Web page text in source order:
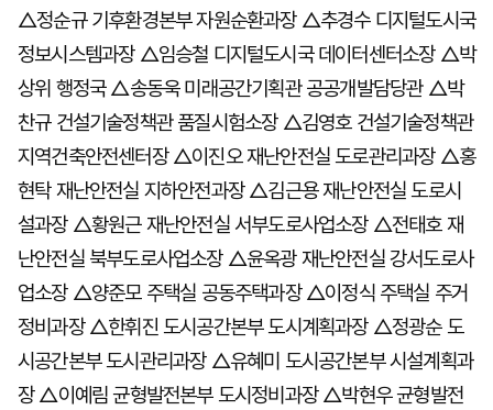
△정순규 기후환경본부 자원순환과장 △추경수 디지털도시국
정보시스템과장 △임승철 디지털도시국 데이터센터소장 △박
상위 행정국 △송동욱 미래공간기획관 공공개발담당관 △박
찬규 건설기술정책관 품질시험소장 △김영호 건설기술정책관
지역건축안전센터장 △이진오 재난안전실 도로관리과장 △홍
현탁 재난안전실 지하안전과장 △김근용 재난안전실 도로시
설과장 △황원근 재난안전실 서부도로사업소장 △전태호 재
난안전실 북부도로사업소장 △윤옥광 재난안전실 강서도로사
업소장 △양준모 주택실 공동주택과장 △이정식 주택실 주거
정비과장 △한휘진 도시공간본부 도시계획과장 △정광순 도
시공간본부 도시관리과장 △유혜미 도시공간본부 시설계획과
장 △이예림 균형발전본부 도시정비과장 △박현우 균형발전